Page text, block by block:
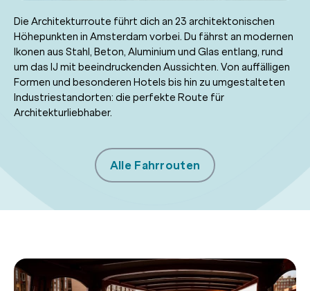
Die Architekturroute führt dich an 23 architektonischen
Höhepunkten in Amsterdam vorbei. Du fährst an modernen
Ikonen aus Stahl, Beton, Aluminium und Glas entlang, rund
um das IJ mit beeindruckenden Aussichten. Von auffälligen
Formen und besonderen Hotels bis hin zu umgestalteten
Industriestandorten: die perfekte Route für
Architekturliebhaber.
Alle Fahrrouten